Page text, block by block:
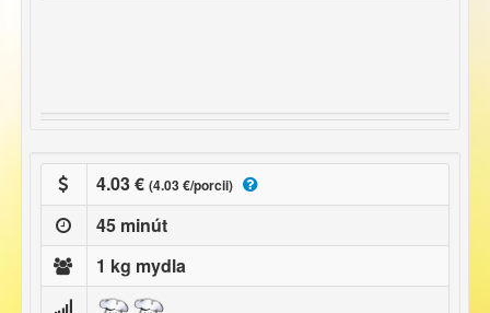
4.03 € (4.03 €/porcii)
45 minút
1 kg mydla